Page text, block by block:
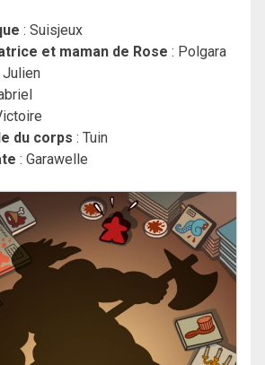
: Suisjeux
et maman de Rose : Polgara
Julien
du corps : Tuin
: Garawelle